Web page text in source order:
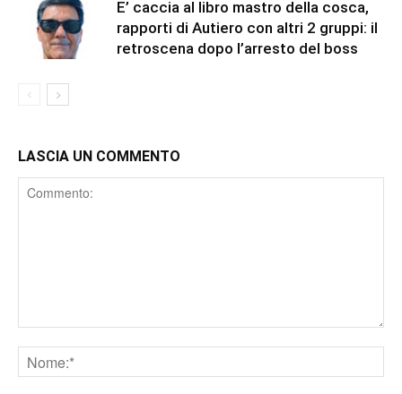
E’ caccia al libro mastro della cosca,
rapporti di Autiero con altri 2 gruppi: il
retroscena dopo l’arresto del boss
LASCIA UN COMMENTO
Comment
Nome